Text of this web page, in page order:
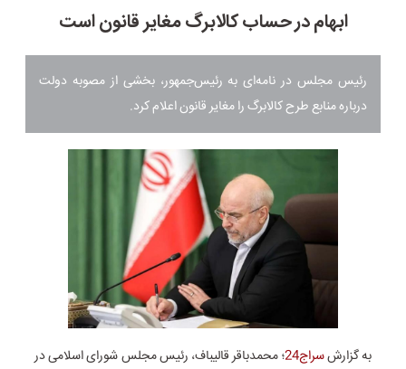
ابهام در حساب کالابرگ مغایر قانون است
رئیس مجلس در نامه‌ای به رئیس‌جمهور، بخشی از مصوبه دولت
درباره منابع طرح کالابرگ را مغایر قانون اعلام کرد.
به گزارشسراج24 ؛محمدباقر قالیباف، رئیس مجلس شورای اسلامی در